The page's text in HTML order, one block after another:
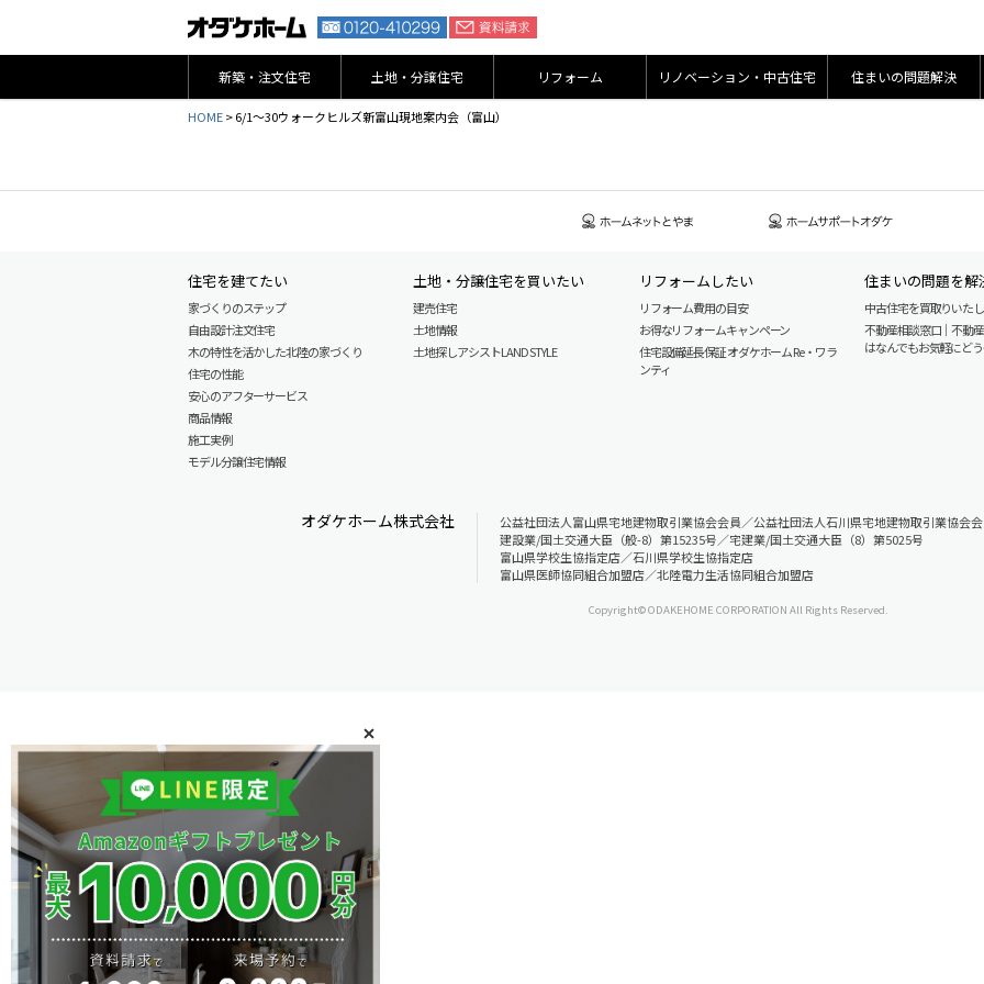
新築・注文住宅 土地・分譲住宅 リフォーム リノベーション・中古住宅 住まいの問題解決
HOME>6/1～30ウォークヒルズ新富山現地案内会（富山）
住宅を建てたい
家づくりのステップ
自由設計注文住宅
木の特性を活かした北陸の家づくり
住宅の性能
安心のアフターサービス
商品情報
施工実例
モデル分譲住宅情報
土地・分譲住宅を買いたい
建売住宅
土地情報
土地探しアシスト LAND STYLE
リフォームしたい
リフォーム費用の目安
お得なリフォームキャンペーン
住宅設備延長保証 オダケホーム Re・ワラ
ンティ
住まいの問題を解
中古住宅を買取りいた
不動産相談窓口｜不動
はなんでもお気軽にどう
オダケホーム株式会社
公益社団法人富山県宅地建物取引業協会会員／公益社団法人石川県宅地建物取引業協会
建設業/国土交通大臣（般-8）第15235号／宅建業/国土交通大臣（8）第5025号
富山県学校生協指定店／石川県学校生協指定店
富山県医師協同組合加盟店／北陸電力生活協同組合加盟店
Copyright© ODAKEHOME CORPORATION All Rights Reserved.